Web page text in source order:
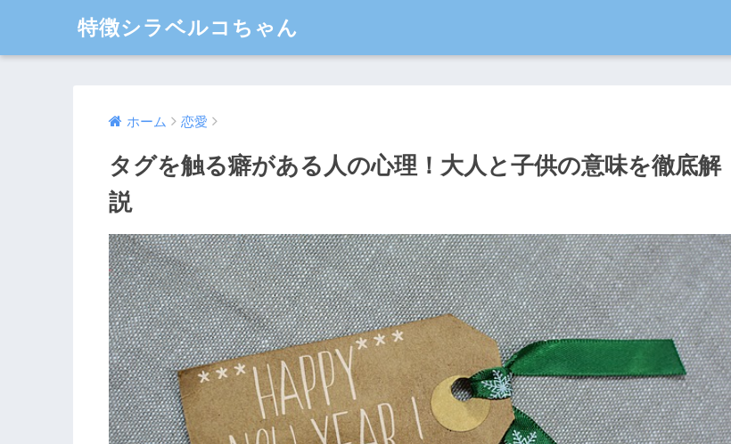
特徴シラベルコちゃん
ホーム 恋愛
タグを触る癖がある人の心理！大人と子供の意味を徹底解
説